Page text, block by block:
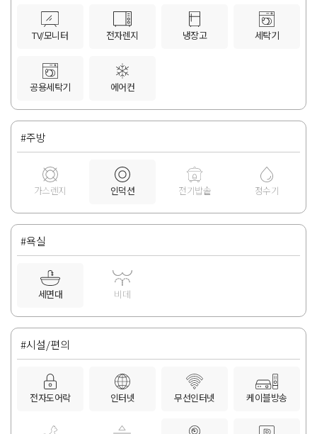
TV/모니터 전자렌지 냉장고 세탁기
공용세탁기 에어컨
#주방
가스렌지 인덕션 전기밥솥 정수기
#욕실
세면대 비데
#시설/편의
전자도어락 인터넷 무선인터넷 케이블방송